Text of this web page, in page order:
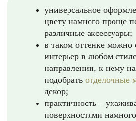
универсальное
цвету намного проще
различные аксессуары;
в таком оттенке можно
интерьер в любом
направлении, к нему
подобрать отделочные
декор;
практичность –
поверхностями